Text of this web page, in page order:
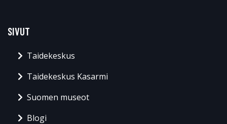
SIVUT
Taidekeskus
Taidekeskus Kasarmi
Suomen museot
Blogi